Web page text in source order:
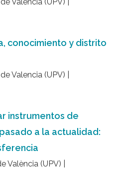
conocimiento y distrito
Valencia (UPV) |
instrumentos de
a la actualidad:
València (UPV) |